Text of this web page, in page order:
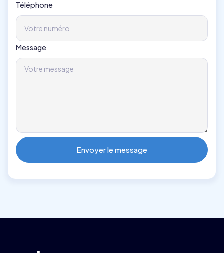
Téléphone
Message